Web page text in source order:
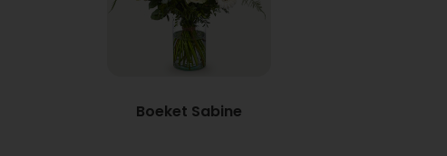
Boeket Sabine